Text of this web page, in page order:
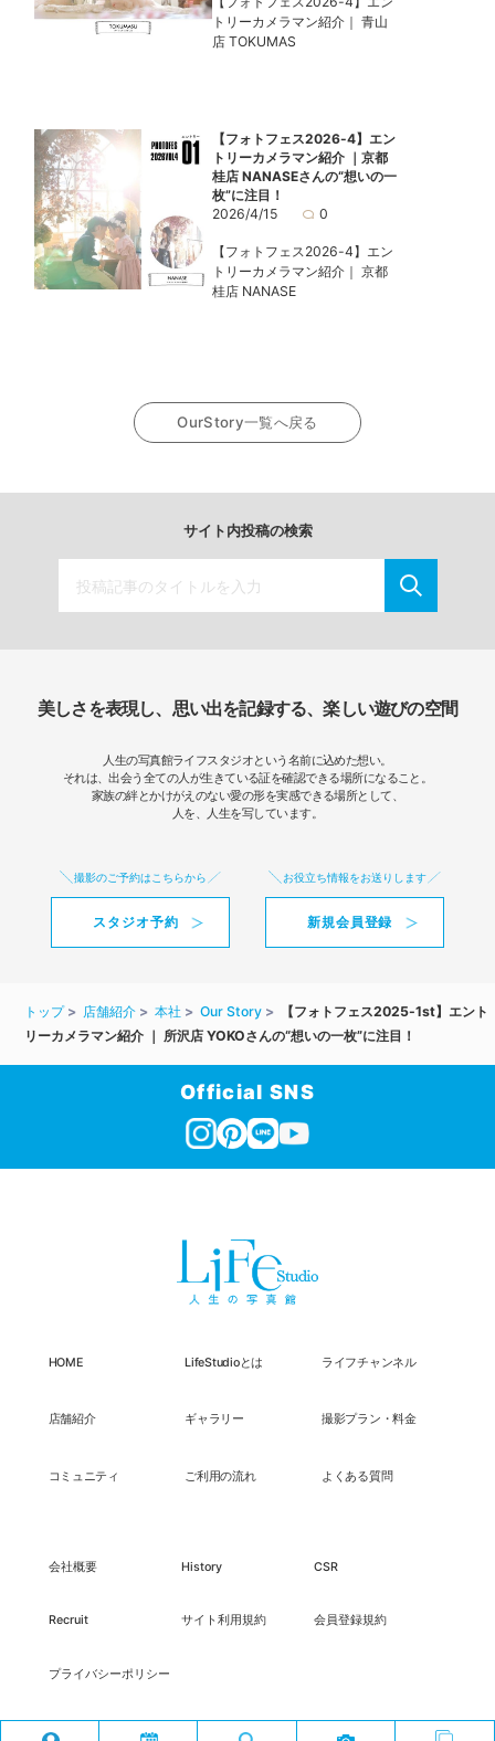
トリーカメラマン紹介｜ 青山
店 TOKUMAS
【フォトフェス2026-4】エン
トリーカメラマン紹介 ｜京都
桂店 NANASEさんの“想いの一
枚”に注目！
2026/4/15
0
【フォトフェス2026-4】エン
トリーカメラマン紹介｜ 京都
桂店 NANASE
OurStory一覧へ戻る
サイト内投稿の検索
美しさを表現し、思い出を記録する、楽しい遊びの空間
人生の写真館ライフスタジオという名前に込めた想い。
それは、出会う全ての人が生きている証を確認できる場所になること。
家族の絆とかけがえのない愛の形を実感できる場所として、
人を、人生を写しています。
撮影のご予約はこちらから
スタジオ予約
お役立ち情報をお送りします
新規会員登録
トップ 店舗紹介 本社 Our Story
【フォトフェス2025-1st】エント
リーカメラマン紹介 ｜ 所沢店 YOKOさんの“想いの一枚”に注目！
Official SNS
HOME LifeStudioとは ライフチャンネル
店舗紹介 ギャラリー 撮影プラン・料金
コミュニティ ご利用の流れ よくある質問
会社概要 History CSR
Recruit サイト利用規約 会員登録規約
プライバシーポリシー